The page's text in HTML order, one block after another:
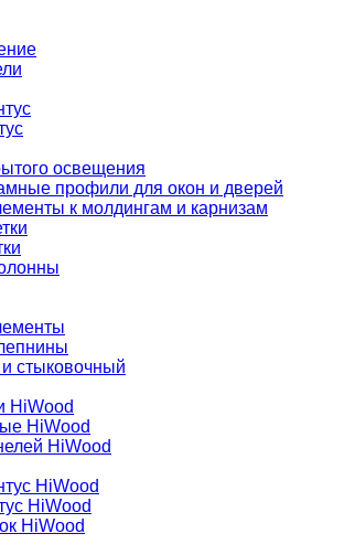
освещения
профили для окон и дверей
к молдингам и карнизам
стыковочный
HiWood
HiWood
HiWood
HiWood
HiWood
HiWood